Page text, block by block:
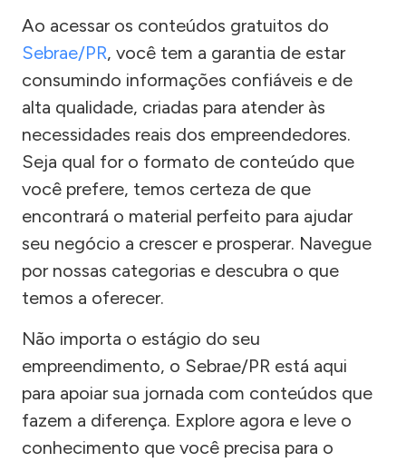
Ao acessar os conteúdos gratuitos do
Sebrae/PR, você tem a garantia de estar
consumindo informações confiáveis e de
alta qualidade, criadas para atender às
necessidades reais dos empreendedores.
Seja qual for o formato de conteúdo que
você prefere, temos certeza de que
encontrará o material perfeito para ajudar
seu negócio a crescer e prosperar. Navegue
por nossas categorias e descubra o que
temos a oferecer.
Não importa o estágio do seu
empreendimento, o Sebrae/PR está aqui
para apoiar sua jornada com conteúdos que
fazem a diferença. Explore agora e leve o
conhecimento que você precisa para o